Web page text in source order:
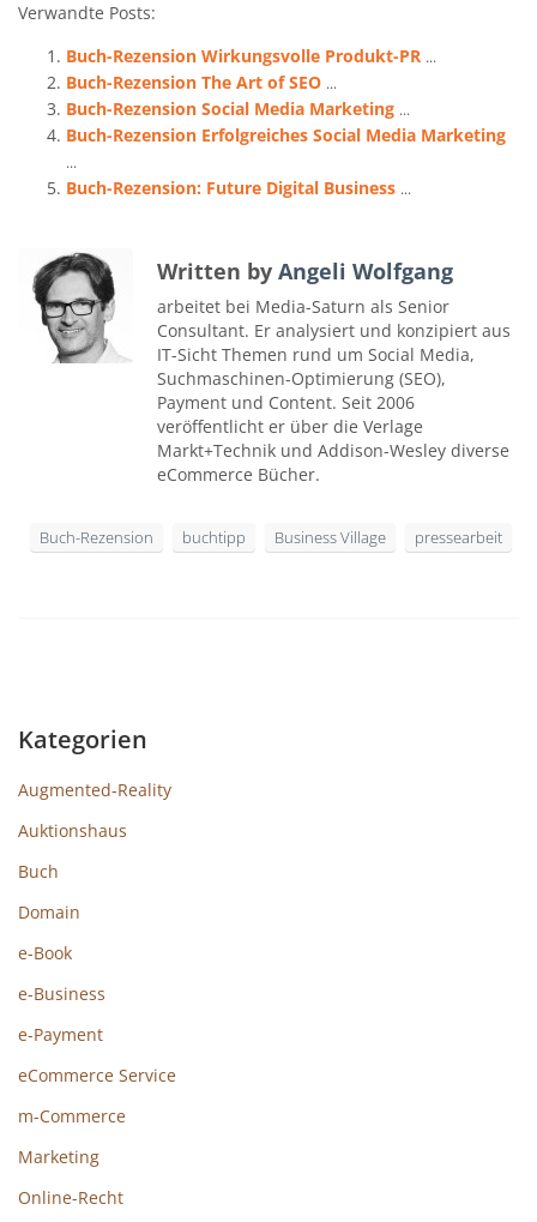
Verwandte Posts:
Buch-Rezension Wirkungsvolle Produkt-PR ...
Buch-Rezension The Art of SEO ...
Buch-Rezension Social Media Marketing ...
Buch-Rezension Erfolgreiches Social Media Marketing
...
Buch-Rezension: Future Digital Business ...
Written by Angeli Wolfgang
arbeitet bei Media-Saturn als Senior
Consultant. Er analysiert und konzipiert aus
IT-Sicht Themen rund um Social Media,
Suchmaschinen-Optimierung (SEO),
Payment und Content. Seit 2006
veröffentlicht er über die Verlage
Markt+Technik und Addison-Wesley diverse
eCommerce Bücher.
Buch-Rezension buchtipp Business Village pressearbeit
Kategorien
Augmented-Reality
Auktionshaus
Buch
Domain
e-Book
e-Business
e-Payment
eCommerce Service
m-Commerce
Marketing
Online-Recht